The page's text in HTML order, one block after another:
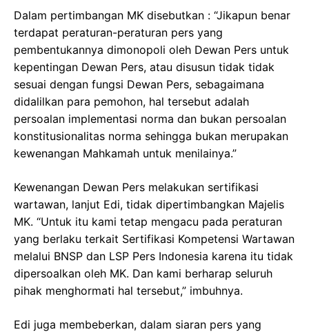
Dalam pertimbangan MK disebutkan : “Jikapun benar
terdapat peraturan-peraturan pers yang
pembentukannya dimonopoli oleh Dewan Pers untuk
kepentingan Dewan Pers, atau disusun tidak tidak
sesuai dengan fungsi Dewan Pers, sebagaimana
didalilkan para pemohon, hal tersebut adalah
persoalan implementasi norma dan bukan persoalan
konstitusionalitas norma sehingga bukan merupakan
kewenangan Mahkamah untuk menilainya.”
Kewenangan Dewan Pers melakukan sertifikasi
wartawan, lanjut Edi, tidak dipertimbangkan Majelis
MK. “Untuk itu kami tetap mengacu pada peraturan
yang berlaku terkait Sertifikasi Kompetensi Wartawan
melalui BNSP dan LSP Pers Indonesia karena itu tidak
dipersoalkan oleh MK. Dan kami berharap seluruh
pihak menghormati hal tersebut,” imbuhnya.
Edi juga membeberkan, dalam siaran pers yang